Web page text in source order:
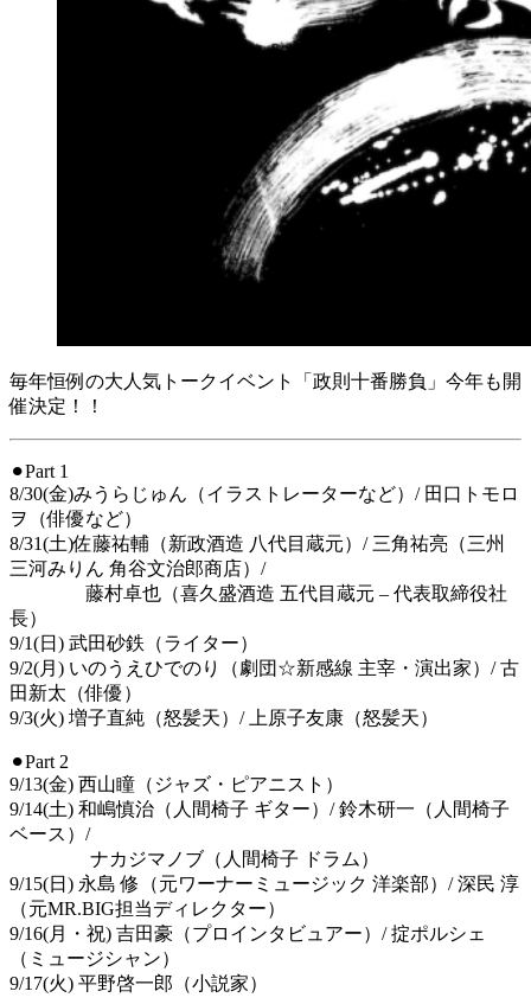
毎年恒例の大人気トークイベント「政則十番勝負」今年も開
催決定！！
⚫︎Part 1
8/30(金)みうらじゅん（イラストレーターなど）/ 田口トモロ
ヲ（俳優など）
8/31(土)佐藤祐輔（新政酒造 八代目蔵元）/ 三角祐亮（三州
三河みりん 角谷文治郎商店）/
藤村卓也（喜久盛酒造 五代目蔵元 – 代表取締役社
長）
9/1(日) 武田砂鉄（ライター）
9/2(月) いのうえひでのり（劇団☆新感線 主宰・演出家）/ 古
田新太（俳優）
9/3(火) 増子直純（怒髪天）/ 上原子友康（怒髪天）
⚫︎Part 2
9/13(金) 西山瞳（ジャズ・ピアニスト）
9/14(土) 和嶋慎治（人間椅子 ギター）/ 鈴木研一（人間椅子
ベース）/
ナカジマノブ（人間椅子 ドラム）
9/15(日) 永島 修（元ワーナーミュージック 洋楽部）/ 深民 淳
（元MR.BIG担当ディレクター）
9/16(月・祝) 吉田豪（プロインタビュアー）/ 掟ポルシェ
（ミュージシャン）
9/17(火) 平野啓一郎（小説家）